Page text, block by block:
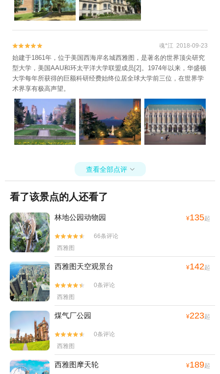

 魂*江 2018-09-23
始建于1861年，位于美国西海岸名城西雅图，是著名的世界顶尖研究
型大学，美国AAU和环太平洋大学联盟成员[2]。1974年以来，华盛顿
大学每年所获得的巨额科研经费始终位居全球大学前三位，在世界学
术界享有极高声望。
查看全部点评 
看了该景点的人还看了
林地公园动物园 ¥135起


66条评论
西雅图
西雅图天空观景台 ¥142起


0条评论
西雅图
煤气厂公园 ¥223起


0条评论
西雅图
西雅图摩天轮 ¥189起